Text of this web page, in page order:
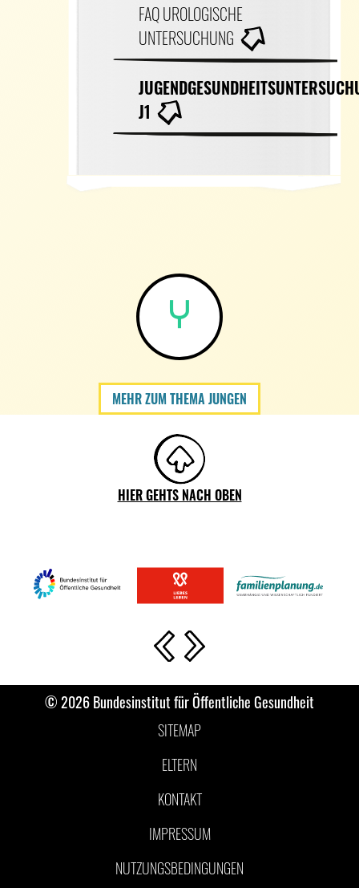
FAQ UROLOGISCHE
UNTERSUCHUNG
J1
MEHR ZUM THEMA JUNGEN
HIER GEHTS NACH OBEN
Vorherige Slide
Nächste Slide
© 2026 Bundesinstitut für Öffentliche Gesundheit
SITEMAP
ELTERN
KONTAKT
IMPRESSUM
NUTZUNGSBEDINGUNGEN